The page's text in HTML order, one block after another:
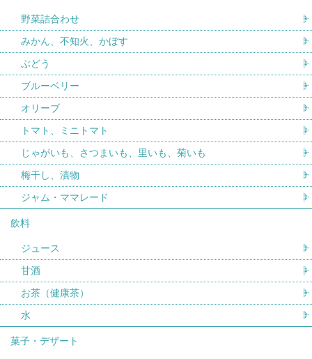
野菜詰合わせ
みかん、不知火、かぼす
ぶどう
ブルーベリー
オリーブ
トマト、ミニトマト
じゃがいも、さつまいも、里いも、菊いも
梅干し、漬物
ジャム・ママレード
飲料
ジュース
甘酒
お茶（健康茶）
水
菓子・デザート